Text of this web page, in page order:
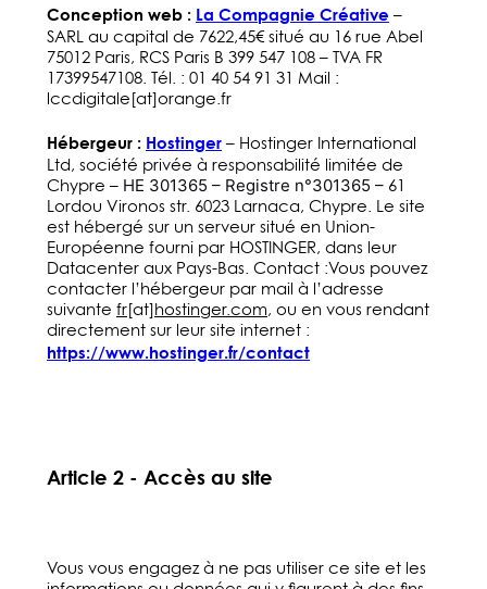
Conception web : La Compagnie Créative –
SARL au capital de 7622,45€ situé au 16 rue Abel
75012 Paris, RCS Paris B 399 547 108 – TVA FR
17399547108. Tél. : 01 40 54 91 31 Mail :
lccdigitale[at]orange.fr
Hébergeur : Hostinger– Hostinger International
Ltd, société privée à responsabilité limitée de
Chypre – ΗΕ 301365 – Registre n°301365 – 61
Lordou Vironos str. 6023 Larnaca, Chypre. Le site
est hébergé sur un serveur situé en Union-
Européenne fourni par HOSTINGER, dans leur
Datacenter aux Pays-Bas. Contact :Vous pouvez
contacter l’hébergeur par mail à l’adresse
suivante fr[at]hostinger.com, ou en vous rendant
directement sur leur site internet :
https://www.hostinger.fr/contact
Article 2 - Accès au site
Vous vous engagez à ne pas utiliser ce site et les